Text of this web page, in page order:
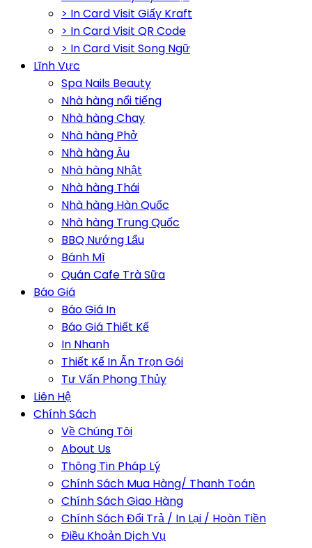
> In Card Visit Giấy Kraft
> In Card Visit QR Code
> In Card Visit Song Ngữ
Lĩnh Vực
Spa Nails Beauty
Nhà hàng nổi tiếng
Nhà hàng Chay
Nhà hàng Phở
Nhà hàng Âu
Nhà hàng Nhật
Nhà hàng Thái
Nhà hàng Hàn Quốc
Nhà hàng Trung Quốc
BBQ Nướng Lẩu
Bánh Mì
Quán Cafe Trà Sữa
Báo Giá
Báo Giá In
Báo Giá Thiết Kế
In Nhanh
Thiết Kế In Ấn Trọn Gói
Tư Vấn Phong Thủy
Liên Hệ
Chính Sách
Về Chúng Tôi
About Us
Thông Tin Pháp Lý
Chính Sách Mua Hàng/ Thanh Toán
Chính Sách Giao Hàng
Chính Sách Đổi Trả / In Lại / Hoàn Tiền
Điều Khoản Dịch Vụ